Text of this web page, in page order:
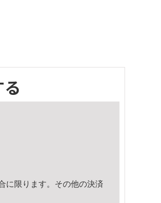
に限ります。その他の決済